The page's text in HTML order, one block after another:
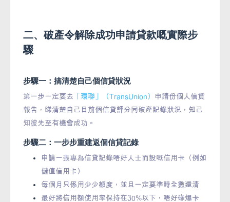
二、破產令解除成功申請貸款嘅實際步
驟
步驟一：搞清楚自己個信貸狀況
第一步一定要去 「環聯」（TransUnion）
申請份個人信貸
報告，睇清楚自己目前個信貸評分同破產記錄狀況，知己
知彼先至有機會成功。
步驟二：一步步重建返個信貸記錄
申請一張專為信貸記錄唔好人士而設嘅信用卡（例如
儲值信用卡）
每個月只係用少少額度，並且一定要準時全數還清
最好將信用額使用率保持在30%以下，唔好碌爆卡